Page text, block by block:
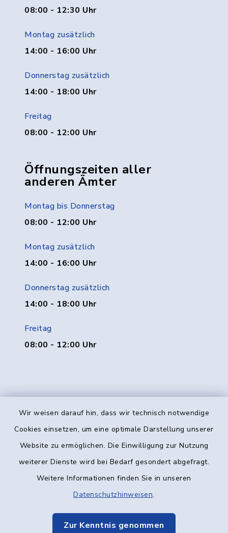
Wir weisen darauf hin, dass wir technisch notwendige
Cookies einsetzen, um eine optimale Darstellung unserer
Website zu ermöglichen. Die Einwilligung zur Nutzung
weiterer Dienste wird bei Bedarf gesondert abgefragt.
Weitere Informationen finden Sie in unseren
Datenschutzhinweisen.
Zur Kenntnis genommen
08:00 - 12:30 Uhr
Montag zusätzlich
14:00 - 16:00 Uhr
Donnerstag zusätzlich
14:00 - 18:00 Uhr
Freitag
08:00 - 12:00 Uhr
Öffnungszeiten aller
anderen Ämter
Montag bis Donnerstag
08:00 - 12:00 Uhr
Montag zusätzlich
14:00 - 16:00 Uhr
Donnerstag zusätzlich
14:00 - 18:00 Uhr
Freitag
08:00 - 12:00 Uhr
Kontakt
Datenschutz